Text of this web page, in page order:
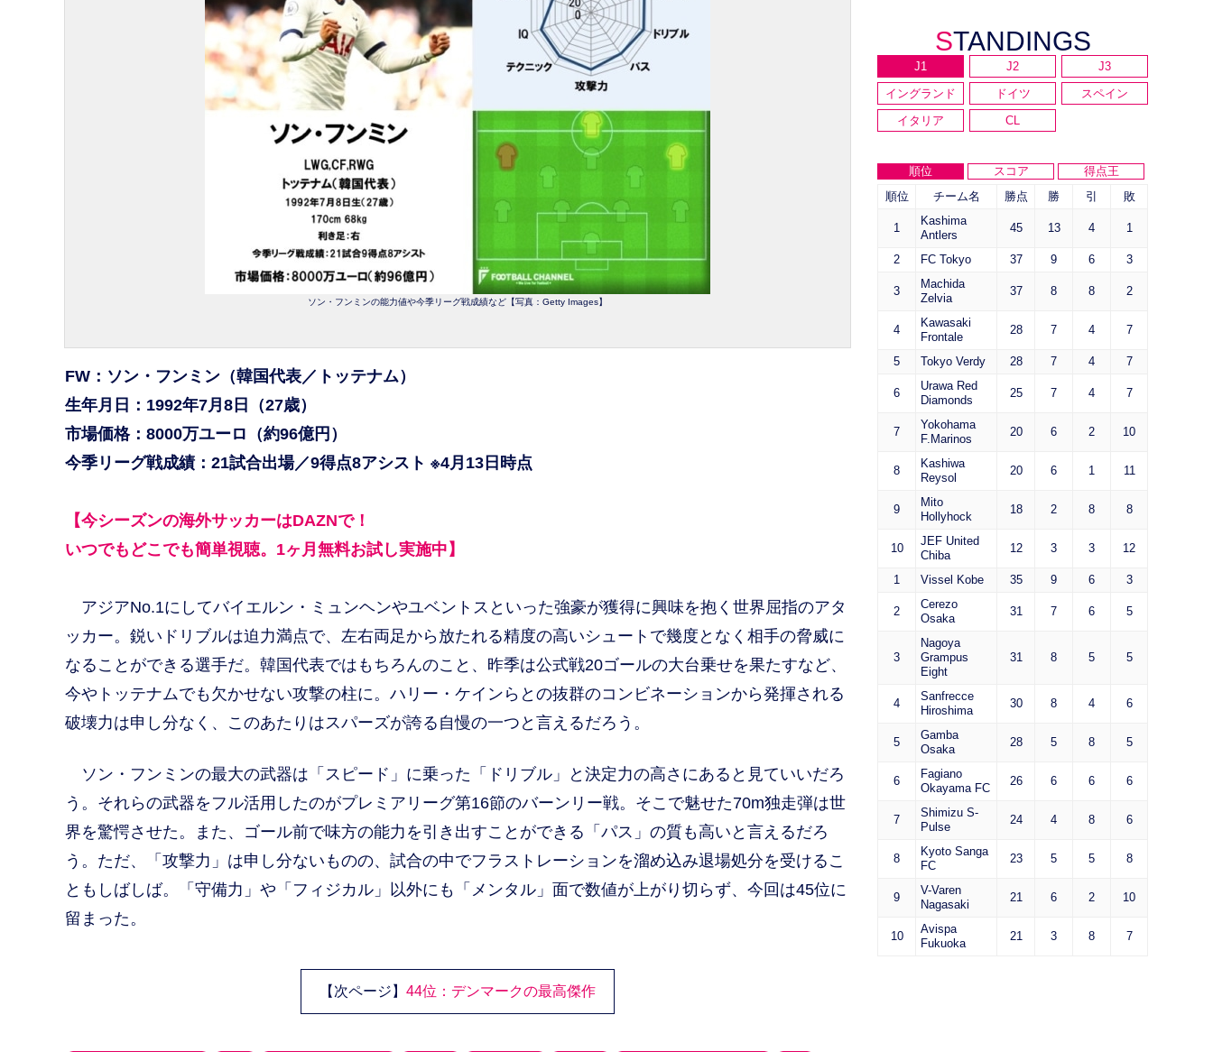
ソン・フンミンの能力値や今季リーグ戦成績など【写真：Getty Images】
FW：ソン・フンミン（韓国代表／トッテナム）
生年月日：1992年7月8日（27歳）
市場価格：8000万ユーロ（約96億円）
今季リーグ戦成績：21試合出場／9得点8アシスト ※4月13日時点
【今シーズンの海外サッカーはDAZNで！
いつでもどこでも簡単視聴。1ヶ月無料お試し実施中】
アジアNo.1にしてバイエルン・ミュンヘンやユベントスといった強豪が獲得に興味を抱く世界屈指のアタ
ッカー。鋭いドリブルは迫力満点で、左右両足から放たれる精度の高いシュートで幾度となく相手の脅威に
なることができる選手だ。韓国代表ではもちろんのこと、昨季は公式戦20ゴールの大台乗せを果たすなど、
今やトッテナムでも欠かせない攻撃の柱に。ハリー・ケインらとの抜群のコンビネーションから発揮される
破壊力は申し分なく、このあたりはスパーズが誇る自慢の一つと言えるだろう。
ソン・フンミンの最大の武器は「スピード」に乗った「ドリブル」と決定力の高さにあると見ていいだろ
う。それらの武器をフル活用したのがプレミアリーグ第16節のバーンリー戦。そこで魅せた70m独走弾は世
界を驚愕させた。また、ゴール前で味方の能力を引き出すことができる「パス」の質も高いと言えるだろ
う。ただ、「攻撃力」は申し分ないものの、試合の中でフラストレーションを溜め込み退場処分を受けるこ
ともしばしば。「守備力」や「フィジカル」以外にも「メンタル」面で数値が上がり切らず、今回は45位に
留まった。
【次ページ】 44位：デンマークの最高傑作
STANDINGS
J1 J2
J3
イングランド
ドイツ
スペイン
イタリア
CL
順位 スコア
得点王
順位
チーム名 勝点 勝 引 敗
1
Kashima
Antlers
45 13 4 1
2 FC Tokyo 37 9 6 3
3
Machida
Zelvia
37 8 8 2
4
Kawasaki
Frontale
28 7 4 7
5 Tokyo Verdy 28 7 4 7
6
Urawa Red
Diamonds
25 7 4 7
7
Yokohama
F.Marinos
20 6 2 10
8
Kashiwa
Reysol
20 6 1 11
9
Mito
Hollyhock
18 2 8 8
10
JEF United
Chiba
12 3 3 12
1 Vissel Kobe 35 9 6 3
2
Cerezo
Osaka
31 7 6 5
3
Nagoya
Grampus
Eight
31 8 5 5
4
Sanfrecce
Hiroshima
30 8 4 6
5
Gamba
Osaka
28 5 8 5
6
Fagiano
Okayama FC
26 6 6 6
7
Shimizu S-
Pulse
24 4 8 6
8
Kyoto Sanga
FC
23 5 5 8
9
V-Varen
Nagasaki
21 6 2 10
10
Avispa
Fukuoka
21 3 8 7